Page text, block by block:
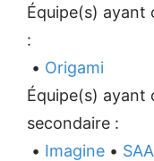
Équipe(s) ayant
:
• Origami
Équipe(s) ayant
secondaire :
• Imagine •